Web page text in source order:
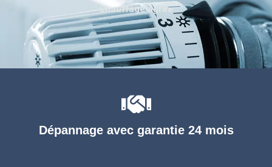
Dépannage avec garantie 24 mois
Chauffage agréé